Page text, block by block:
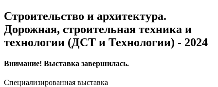
Строительство и архитектура.
Дорожная, строительная техника и
технологии (ДСТ и Технологии) - 2024
Внимание! Выставка завершилась.
Специализированная выставка